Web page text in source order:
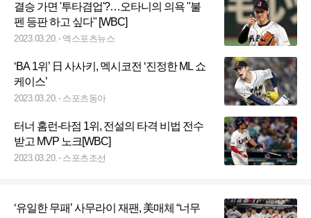
결승 가면 '투타겸업'?…오타니의 의욕 "불
펜 등판 하고 싶다" [WBC]
2023.03.20. 엑스포츠뉴스
‘BA 1위’ 日 사사키, 멕시코전 ‘진정한 ML 쇼
케이스’
2023.03.20. 스포츠동아
터너 홈런-타점 1위, 전설의 타격 비법 전수
받고 MVP 노크[WBC]
2023.03.20. 스포츠조선
‘유일한 무패’ 사무라이 재팬, 美매체 “너무